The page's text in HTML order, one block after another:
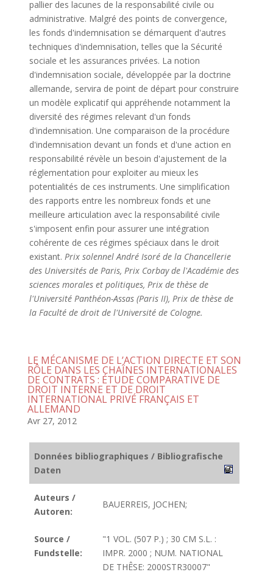
pallier des lacunes de la responsabilité civile ou
administrative. Malgré des points de convergence,
les fonds d'indemnisation se démarquent d'autres
techniques d'indemnisation, telles que la Sécurité
sociale et les assurances privées. La notion
d'indemnisation sociale, développée par la doctrine
allemande, servira de point de départ pour construire
un modèle explicatif qui appréhende notamment la
diversité des régimes relevant d'un fonds
d'indemnisation. Une comparaison de la procédure
d'indemnisation devant un fonds et d'une action en
responsabilité révèle un besoin d'ajustement de la
réglementation pour exploiter au mieux les
potentialités de ces instruments. Une simplification
des rapports entre les nombreux fonds et une
meilleure articulation avec la responsabilité civile
s'imposent enfin pour assurer une intégration
cohérente de ces régimes spéciaux dans le droit
existant. Prix solennel André Isoré de la Chancellerie
des Universités de Paris, Prix Corbay de l'Académie des
sciences morales et politiques, Prix de thèse de
l'Université Panthéon-Assas (Paris II), Prix de thèse de
la Faculté de droit de l'Université de Cologne.
LE MÉCANISME DE L’ACTION DIRECTE ET SON
RÔLE DANS LES CHAÎNES INTERNATIONALES
DE CONTRATS : ÉTUDE COMPARATIVE DE
DROIT INTERNE ET DE DROIT
INTERNATIONAL PRIVÉ FRANÇAIS ET
ALLEMAND
Avr 27, 2012
Données bibliographiques / Bibliografische
Daten
Auteurs /
Autoren:
BAUERREIS, JOCHEN;
Source /
Fundstelle:
"1 VOL. (507 P.) ; 30 CM S.L. :
IMPR. 2000 ; NUM. NATIONAL
DE THÊSE: 2000STR30007"